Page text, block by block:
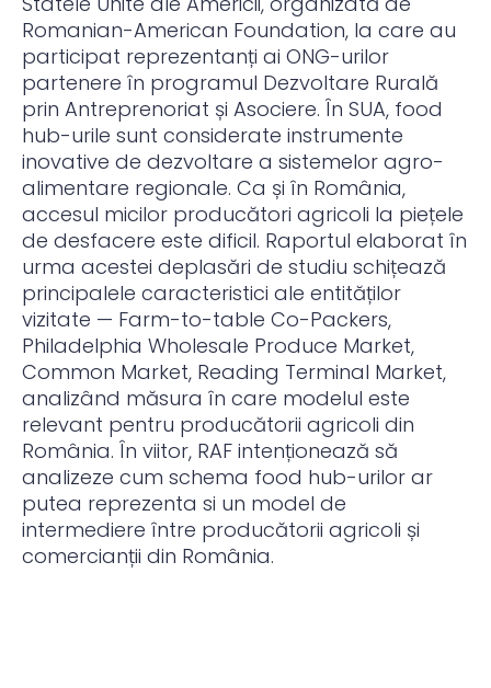
Romanian-American Foundation, la care au
participat reprezentanți ai ONG-urilor
partenere în programul Dezvoltare Rurală
prin Antreprenoriat și Asociere. În SUA, food
hub-urile sunt considerate instrumente
inovative de dezvoltare a sistemelor agro-
alimentare regionale. Ca și în România,
accesul micilor producători agricoli la piețele
de desfacere este dificil. Raportul elaborat în
urma acestei deplasări de studiu schițează
principalele caracteristici ale entităților
vizitate — Farm-to-table Co-Packers,
Philadelphia Wholesale Produce Market,
Common Market, Reading Terminal Market,
analizând măsura în care modelul este
relevant pentru producătorii agricoli din
România. În viitor, RAF intenționează să
analizeze cum schema food hub-urilor ar
putea reprezenta si un model de
intermediere între producătorii agricoli și
comercianții din România.